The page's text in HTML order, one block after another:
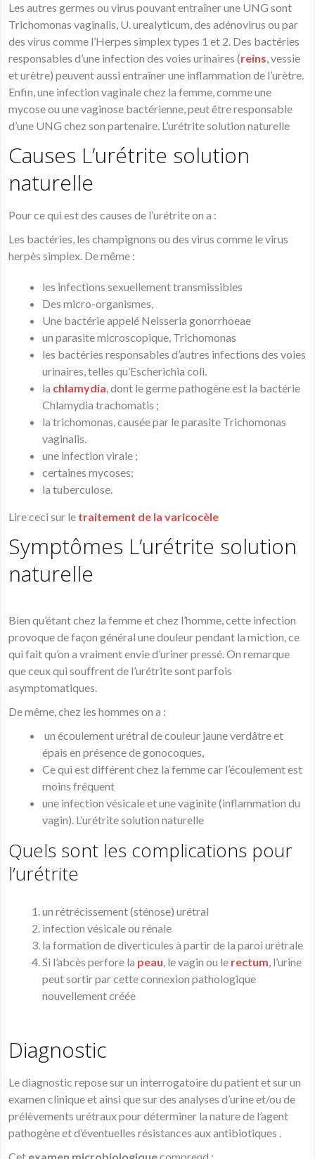
Les autres germes ou virus pouvant entraîner une UNG sont
Trichomonas vaginalis, U. urealyticum, des adénovirus ou par
des virus comme l’Herpes simplex types 1 et 2. Des bactéries
responsables d’une infection des voies urinaires (reins, vessie
et urètre) peuvent aussi entraîner une inflammation de l’urètre.
Enfin, une infection vaginale chez la femme, comme une
mycose ou une vaginose bactérienne, peut être responsable
d’une UNG chez son partenaire. L’urétrite solution naturelle
Causes L’urétrite solution
naturelle
Pour ce qui est des causes de l’urétrite on a :
Les bactéries, les champignons ou des virus comme le virus
herpès simplex. De même :
les infections sexuellement transmissibles
Des micro-organismes,
Une bactérie appelé Neisseria gonorrhoeae
un parasite microscopique, Trichomonas
les bactéries responsables d’autres infections des voies
urinaires, telles qu’Escherichia coli.
la chlamydia, dont le germe pathogène est la bactérie
Chlamydia trachomatis ;
la trichomonas, causée par le parasite Trichomonas
vaginalis.
une infection virale ;
certaines mycoses;
la tuberculose.
Lire ceci sur le traitement de la varicocèle
Symptômes L’urétrite solution
naturelle
Bien qu’étant chez la femme et chez l’homme, cette infection
provoque de façon général une douleur pendant la miction, ce
qui fait qu’on a vraiment envie d’uriner pressé. On remarque
que ceux qui souffrent de l’urétrite sont parfois
asymptomatiques.
De même, chez les hommes on a :
un écoulement urétral de couleur jaune verdâtre et
épais en présence de gonocoques,
Ce qui est différent chez la femme car l’écoulement est
moins fréquent
une infection vésicale et une vaginite (inflammation du
vagin). L’urétrite solution naturelle
Quels sont les complications pour
l’urétrite
un rétrécissement (sténose) urétral
infection vésicale ou rénale
la formation de diverticules à partir de la paroi urétrale
Si l’abcès perfore la peau, le vagin ou le rectum, l’urine
peut sortir par cette connexion pathologique
nouvellement créée
Diagnostic
Le diagnostic repose sur un interrogatoire du patient et sur un
examen clinique et ainsi que sur des analyses d’urine et/ou de
prélèvements urétraux pour déterminer la nature de l’agent
pathogène et d’éventuelles résistances aux antibiotiques .